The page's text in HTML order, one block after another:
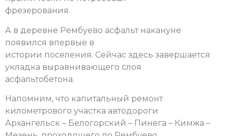
фрезерования.
А в деревне Рембуево асфальт накануне
появился впервые в
истории поселения. Сейчас здесь завершается
укладка выравнивающего слоя
асфальтобетона.
Напомним, что капитальный ремонт
километрового участка автодороги
Архангельск – Белогорский – Пинега – Кимжа –